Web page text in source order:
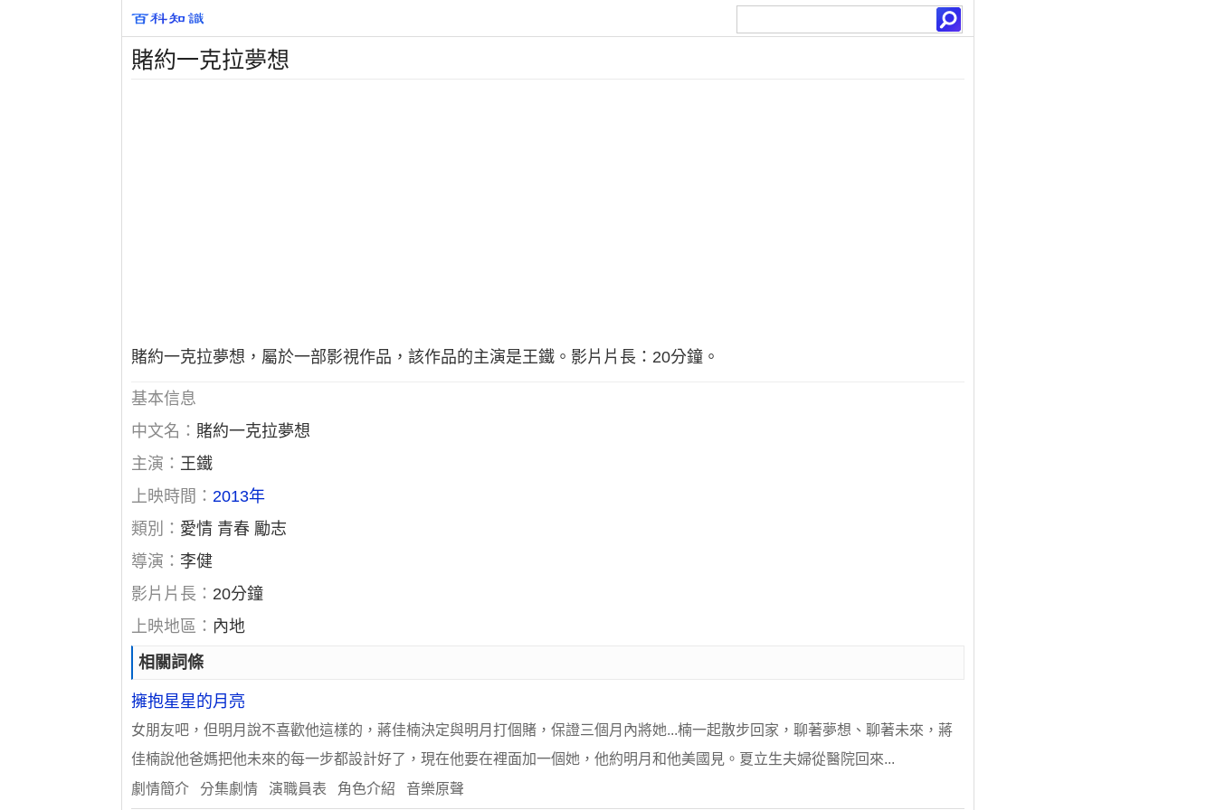
賭約一克拉夢想
賭約一克拉夢想，屬於一部影視作品，該作品的主演是王鐵。影片片長：20分鐘。
基本信息
中文名： 賭約一克拉夢想
主演： 王鐵
上映時間：2013年
類別： 愛情 青春 勵志
導演： 李健
影片片長： 20分鐘
上映地區： 內地
相關詞條
擁抱星星的月亮
女朋友吧，但明月說不喜歡他這樣的，蔣佳楠決定與明月打個賭，保證三個月內將她...楠一起散步回家，聊著夢想、聊著未來，蔣
佳楠說他爸媽把他未來的每一步都設計好了，現在他要在裡面加一個她，他約明月和他美國見。夏立生夫婦從醫院回來...
劇情簡介 分集劇情 演職員表 角色介紹 音樂原聲